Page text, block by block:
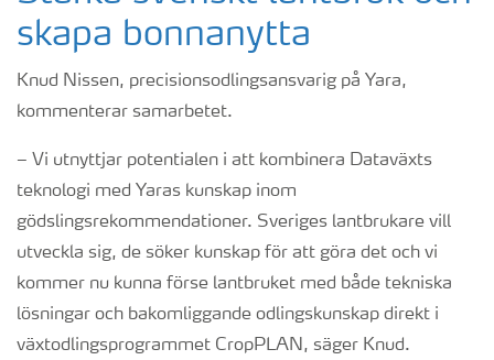
skapa bonnanytta
Knud Nissen, precisionsodlingsansvarig på Yara,
kommenterar samarbetet.
– Vi utnyttjar potentialen i att kombinera Dataväxts
teknologi med Yaras kunskap inom
gödslingsrekommendationer. Sveriges lantbrukare vill
utveckla sig, de söker kunskap för att göra det och vi
kommer nu kunna förse lantbruket med både tekniska
lösningar och bakomliggande odlingskunskap direkt i
växtodlingsprogrammet CropPLAN, säger Knud.